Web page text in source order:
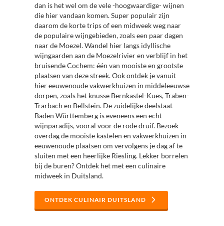
dan is het wel om de vele -hoogwaardige- wijnen
die hier vandaan komen. Super populair zijn
daarom de korte trips of een midweek weg naar
de populaire wijngebieden, zoals een paar dagen
naar de Moezel. Wandel hier langs idyllische
wijngaarden aan de Moezelrivier en verblijf in het
bruisende Cochem: één van mooiste en grootste
plaatsen van deze streek. Ook ontdek je vanuit
hier eeuwenoude vakwerkhuizen in middeleeuwse
dorpen, zoals het knusse Bernkastel-Kues, Traben-
Trarbach en Bellstein. De zuidelijke deelstaat
Baden Württemberg is eveneens een echt
wijnparadijs, vooral voor de rode druif. Bezoek
overdag de mooiste kastelen en vakwerkhuizen in
eeuwenoude plaatsen om vervolgens je dag af te
sluiten met een heerlijke Riesling. Lekker borrelen
bij de buren? Ontdek het met een culinaire
midweek in Duitsland.
ONTDEK CULINAIR DUITSLAND